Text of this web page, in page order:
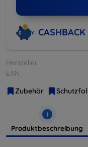
CASHBACK
Hersteller
EAN
Zubehör
Produktbeschreibung